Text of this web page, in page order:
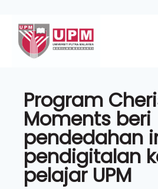
Program
Moments beri
pendedahan
pendigitalan
pelajar UPM